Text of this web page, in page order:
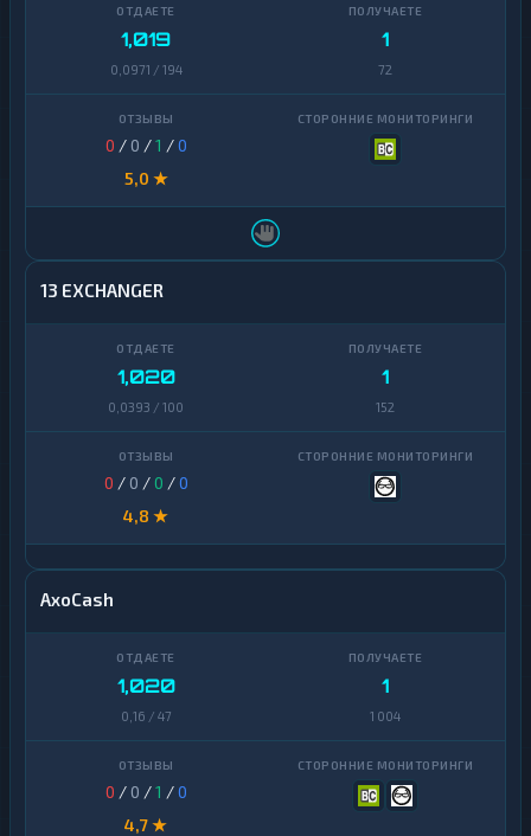
1,019
0,0971 / 194
1
72
0 / 0 /1 /0
5,0 ★
13 EXCHANGER
1,020
0,0393 / 100
1
152
0 / 0 /0 /0
4,8 ★
AxoCash
1,020
0,16 / 47
1
1 004
0 / 0 /1 /0
4,7 ★